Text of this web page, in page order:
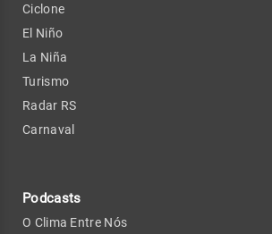
Ciclone
El Niño
La Niña
Turismo
Radar RS
Carnaval
Podcasts
O Clima Entre Nós